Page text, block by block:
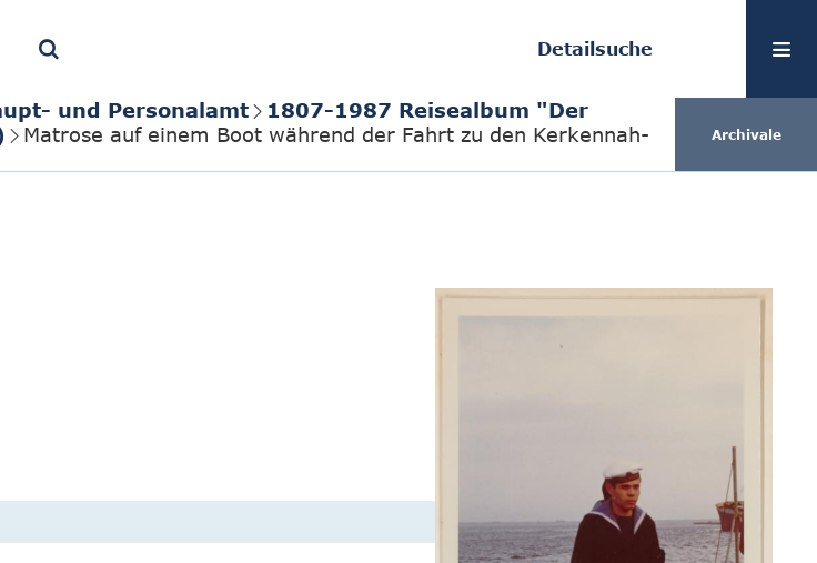
Detailsuche
und Personalamt
1807-1987 Reisealbum "Der
Matrose auf einem Boot während der Fahrt zu den Kerkennah-
Archivale